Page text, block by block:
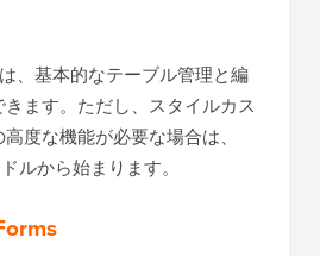
、基本的なテーブル管理と編
ます。ただし、スタイルカス
度な機能が必要な場合は、
ルから始まります。